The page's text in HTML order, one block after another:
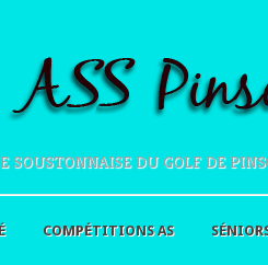
SOUSTONNAISE DU GOLF DE
COMPÉTITIONS AS